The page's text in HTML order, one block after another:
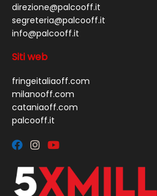
direzione@palcooff.it
segreteria@palcooff.it
info@palcooff.it
Siti web
fringeitaliaoff.com
milanooff.com
cataniaoff.com
palcooff.it